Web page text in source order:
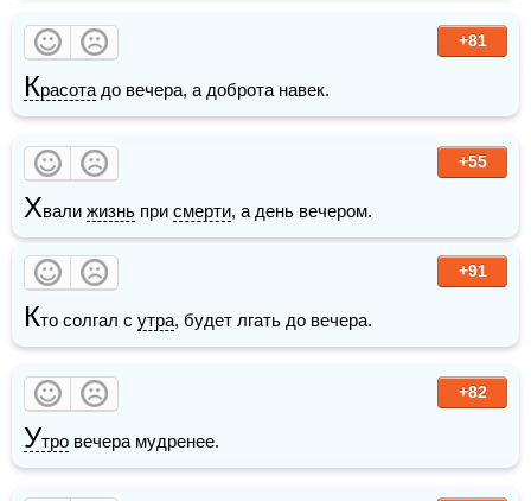
+81
Красота до вечера, а доброта навек.
+55
Хвали жизнь при смерти, а день вечером.
+91
Кто солгал с утра, будет лгать до вечера.
+82
Утро вечера мудренее.